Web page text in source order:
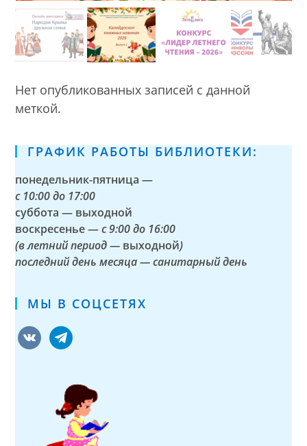
Нет опубликованных записей с данной
меткой.
ГРАФИК РАБОТЫ БИБЛИОТЕКИ:
понедельник-пятница —
с 10:00 до 17:00
суббота — выходной
воскресенье —с 9:00 до 16:00
(в летний период — выходной)
последний день месяца — санитарный день
МЫ В СОЦСЕТЯХ
vkontaktetelegram